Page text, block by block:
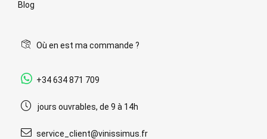
Blog
Où en est ma commande ?
+34 634 871 709
jours ouvrables, de 9 à 14h
service_client@vinissimus.fr